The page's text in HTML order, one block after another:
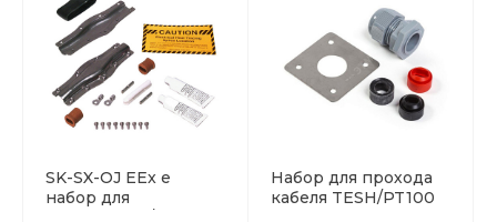
SK-SX-OJ EEx e
набор для
Набор для прохода
кабеля TESH/PT100